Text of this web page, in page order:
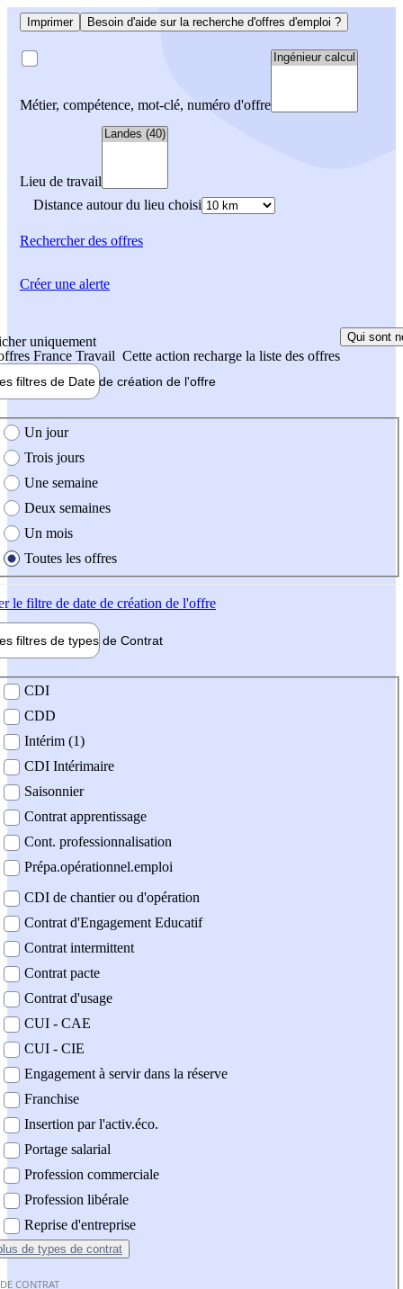
Imprimer Besoin d'aide sur la recherche d'offres d'emploi ?
Métier, compétence, mot-clé, numéro d'offre
Lieu de travail
Distance autour du lieu choisi
Rechercherdes offres
uniquement
France Travail Cette action recharge la liste des offres
Qui sont
filtres de Date de création de l'offre
création de l'offre
Un jour
Trois jours
Une semaine
Deux semaines
Un mois
Toutes les offres
le filtre de date de création de l'offre
filtres de types de Contrat
contrat
CDI
CDD
Intérim (1)
CDI Intérimaire
Saisonnier
Contrat apprentissage
Cont. professionnalisation
Prépa.opérationnel.emploi
CDI de chantier ou d'opération
Contrat d'Engagement Educatif
Contrat intermittent
Contrat pacte
Contrat d'usage
CUI - CAE
CUI - CIE
Engagement à servir dans la réserve
Franchise
Insertion par l'activ.éco.
Portage salarial
Profession commerciale
Profession libérale
Reprise d'entreprise
de types de contrat
CONTRAT
Créer une alerte